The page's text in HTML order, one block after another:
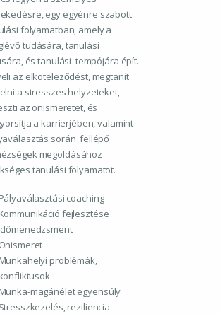
egy egyénre szabott
folyamatban, amely a
tudására, tanulási
és tanulási tempójára épít.
az elköteleződést, megtanít
a stresszes helyzeteket,
az önismeretet, és
a karrierjében, valamint
során fellépő
megoldásához
tanulási folyamatot.
Pályaválasztási coaching
Kommunikáció fejlesztése
Időmenedzsment
Önismeret
Munkahelyi problémák,
konfliktusok
Munka-magánélet egyensúly
Stresszkezelés, reziliencia